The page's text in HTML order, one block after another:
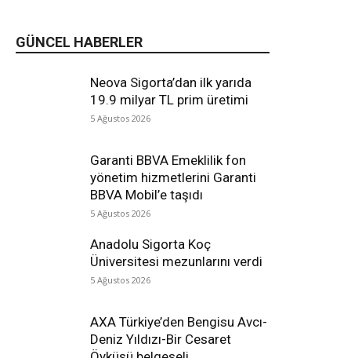
GÜNCEL HABERLER
Neova Sigorta’dan ilk yarıda
19.9 milyar TL prim üretimi
5 Ağustos 2026
Garanti BBVA Emeklilik fon
yönetim hizmetlerini Garanti
BBVA Mobil’e taşıdı
5 Ağustos 2026
Anadolu Sigorta Koç
Üniversitesi mezunlarını verdi
5 Ağustos 2026
AXA Türkiye’den Bengisu Avcı-
Deniz Yıldızı-Bir Cesaret